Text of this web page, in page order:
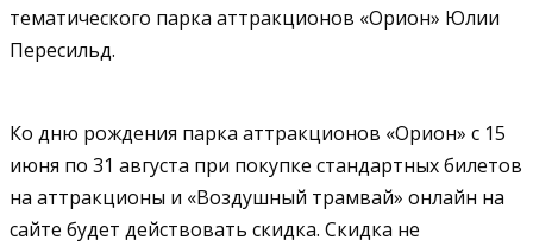
тематического парка аттракционов «Орион» Юлии
Пересильд.
Ко дню рождения парка аттракционов «Орион» с 15
июня по 31 августа при покупке стандартных билетов
на аттракционы и «Воздушный трамвай» онлайн на
сайте будет действовать скидка. Скидка не